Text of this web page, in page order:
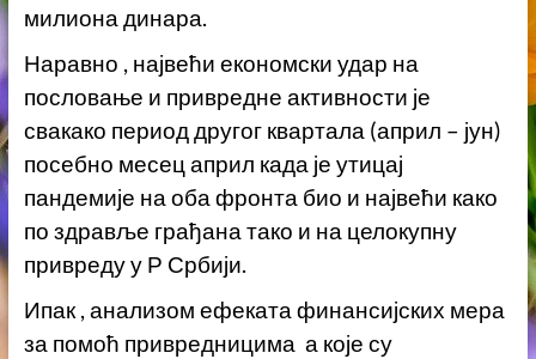
милиона динара.
Наравно , највећи економски удар на
пословање и привредне активности је
свакако период другог квартала (април – јун)
посебно месец април када је утицај
пандемије на оба фронта био и највећи како
по здравље грађана тако и на целокупну
привреду у Р Србији.
Ипак , анализом ефеката финансијских мера
за помоћ привредницима а које су